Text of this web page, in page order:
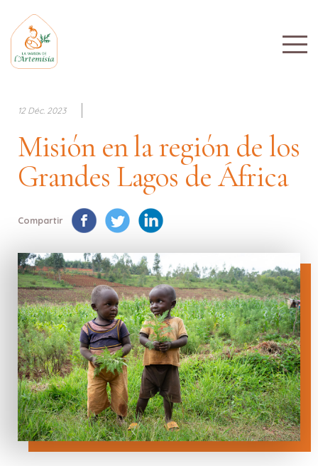
12 Déc. 2023
Misión en la región de los
Grandes Lagos de África
Compartir